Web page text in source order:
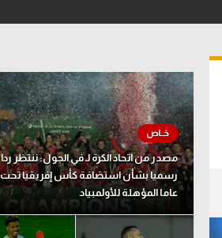
تحقيق في الجول
تقرير في الجول
تحليل في الجول
حكايات في الجول
كويز في الجول
فيديو في الجول
مصدر من اتحاد الكرة لـ في الجول: ننتظر ردا
عاما المؤهلة للأولمبياد